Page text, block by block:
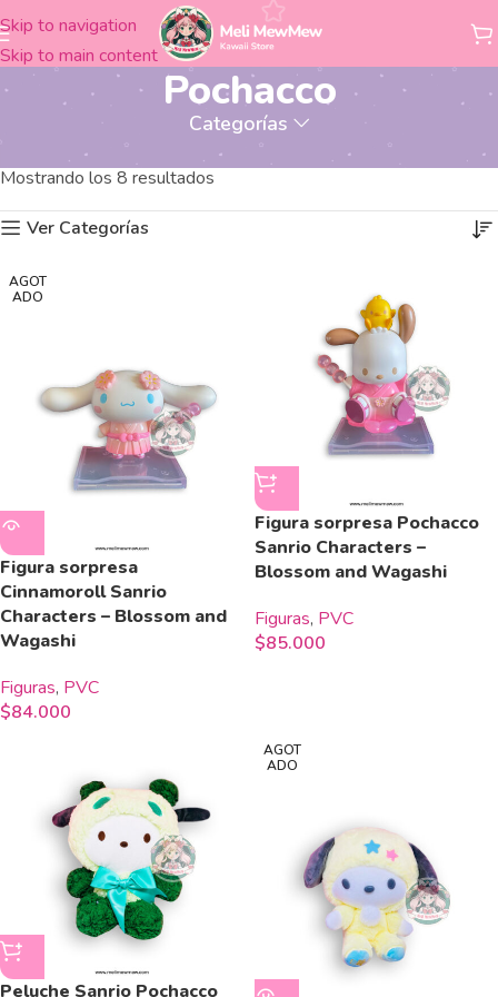
Skip to navigation
Skip to main content
Pochacco
Categorías
Productos etiquetados “Pochacco”
Mostrando los 8 resultados
Ver Categorías
AGOT
ADO
Figura sorpresa
Cinnamoroll Sanrio
Characters – Blossom and
Wagashi
Figuras, PVC
$84.000
Figura sorpresa Pochacco
Sanrio Characters –
Blossom and Wagashi
Figuras, PVC
$85.000
Peluche Sanrio Pochacco
AGOT
ADO